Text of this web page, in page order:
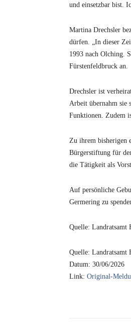
und einsetzbar bist.
Martina Drechsler
dürfen. „In dieser
1993 nach Olching.
Fürstenfeldbruck an.
Drechsler ist
Arbeit übernahm sie
Funktionen. Zudem
Zu ihrem bisherigen
Bürgerstiftung für
die Tätigkeit als
Auf persönliche
Germering zu
Quelle: Landratsamt
Quelle: Landratsamt
Datum: 30/06/2026
Link: Original-